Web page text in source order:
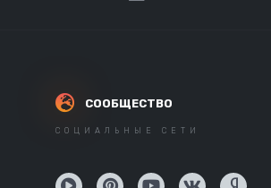
СООБЩЕСТВО
СОЦИАЛЬНЫЕ СЕТИ